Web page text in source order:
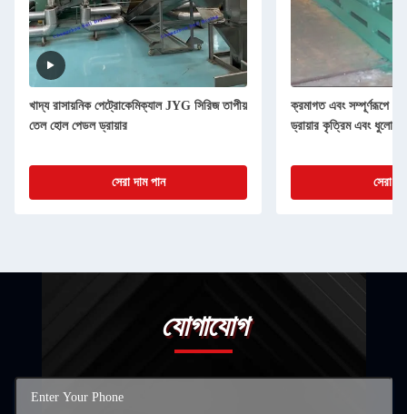
খাদ্য রাসায়নিক পেট্রোকেমিক্যাল JYG সিরিজ তাপীয়
তেল হোল পেডল ড্রায়ার
সেরা দাম পান
ক্রমাগত এবং সম্পূর্ণরূপে
ড্রায়ার কৃত্রিম এবং ধুলো
সেরা
যোগাযোগ